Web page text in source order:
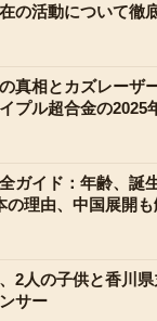
の活動について徹
真相とカズレーザ
プル超合金の2025
ガイド：年齢、誕
の理由、中国展開
2人の子供と香川
サー